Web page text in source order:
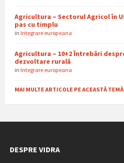
Agricultura – Sectorul Agricol în
pas cu timplu
in Integrare europeana
Agricultura – 10+2 Întrebări
dezvoltare rurală
in Integrare europeana
MAI MULTE ARTICOLE PE ACEASTĂ TEMĂ
DESPRE VIDRA